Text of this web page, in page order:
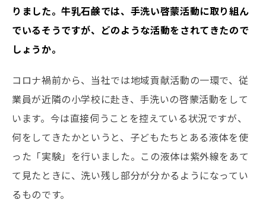
りました。牛乳石鹸では、手洗い啓蒙活動に取り組ん
でいるそうですが、どのような活動をされてきたので
しょうか。
コロナ禍前から、当社では地域貢献活動の一環で、従
業員が近隣の小学校に赴き、手洗いの啓蒙活動をして
います。今は直接伺うことを控えている状況ですが、
何をしてきたかというと、子どもたちとある液体を使
った「実験」を行いました。この液体は紫外線をあて
て見たときに、洗い残し部分が分かるようになってい
るものです。